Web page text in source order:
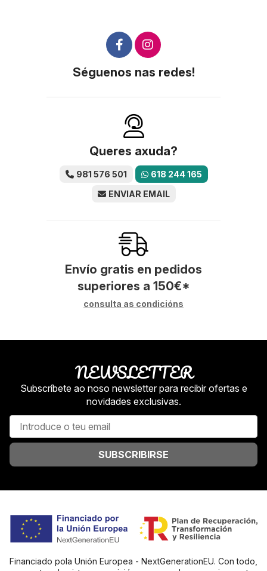
Séguenos nas redes!
Queres axuda?
981 576 501
618 244 165
ENVIAR EMAIL
Envío gratis en pedidos
superiores a 150€*
consulta as condicións
NEWSLETTER
Subscríbete ao noso newsletter para recibir ofertas e
novidades exclusivas.
SUBSCRIBIRSE
Financiado pola Unión Europea - NextGenerationEU. Con todo,